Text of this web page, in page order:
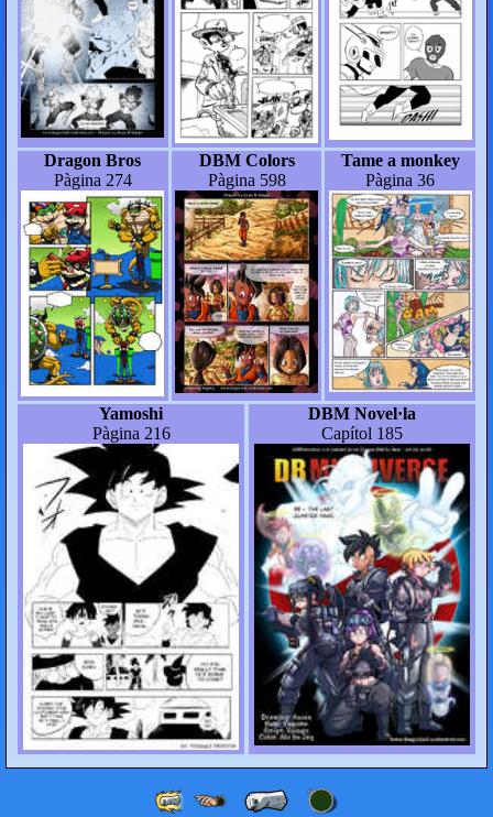
Dragon Bros
Pàgina 274
DBM Colors
Pàgina 598
Tame a monkey
Pàgina 36
Yamoshi
Pàgina 216
DBM Novel·la
Capítol 185